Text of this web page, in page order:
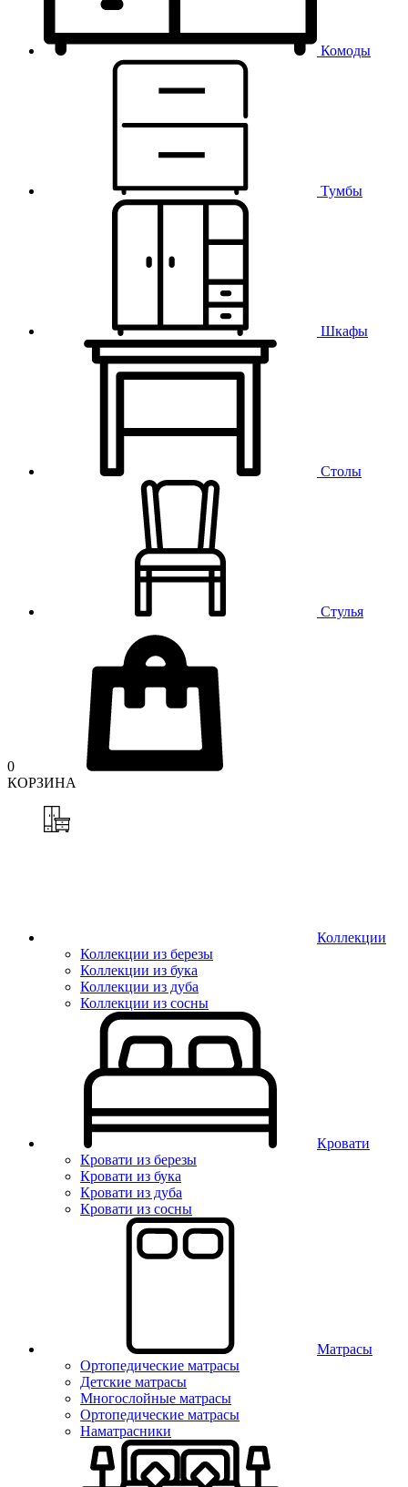
Комоды
Тумбы
Шкафы
Столы
Стулья
0
КОРЗИНА
Коллекции
Коллекции из березы
Коллекции из бука
Коллекции из дуба
Коллекции из сосны
Кровати
Кровати из березы
Кровати из бука
Кровати из дуба
Кровати из сосны
Матрасы
Ортопедические матрасы
Детские матрасы
Многослойные матрасы
Ортопедические матрасы
Наматрасники